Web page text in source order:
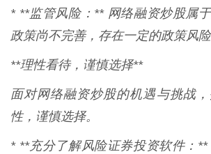
* **监管风险：** 网络融资炒股属
政策尚不完善，存在一定的政策风险
**理性看待，谨慎选择**
面对网络融资炒股的机遇与挑战
性，谨慎选择。
* **充分了解风险证券投资软件：